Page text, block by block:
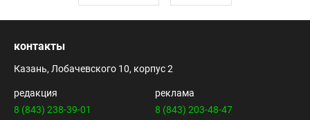
контакты
Казань, Лобачевского 10, корпус 2
редакция
8 (843) 238-39-01
реклама
8 (843) 203-48-47